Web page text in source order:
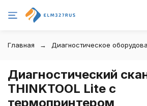
Главная Диагностическое
Диагностический
THINKTOOL Lite с
термопринтером